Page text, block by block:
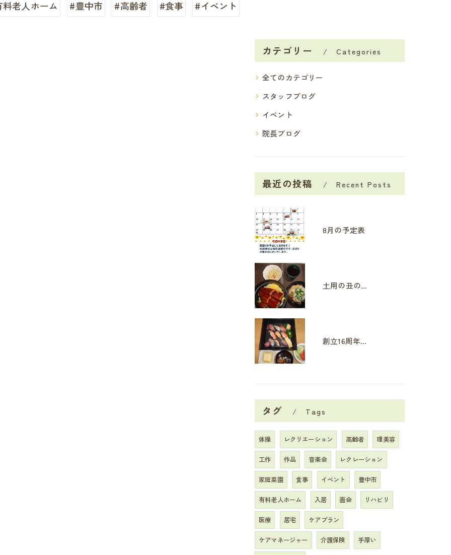
老人ホーム #豊中市 #高齢者 #食事 #イベント
カテゴリー Categories
全てのカテゴリー
スタッフブログ
イベント
院長ブログ
最近の投稿 Recent Posts
8月の予定表
土用の丑の日
創立16周年イベント
タグ Tags
体操 レクリエーション 高齢者 理美容
工作 作品 音楽会 レクレーション
家庭菜園 食事 イベント 豊中市
有料老人ホーム 入居 面会 リハビリ
医療 居宅 ケアプラン
ケアマネージャー 介護保険 手厚い